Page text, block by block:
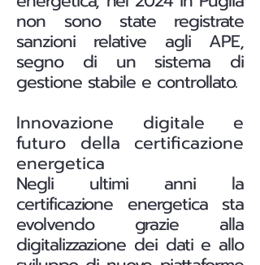
non sono state registrate
sanzioni relative agli APE,
segno di un sistema di
gestione stabile e controllato.
Innovazione digitale e
futuro della certificazione
energetica
Negli ultimi anni la
certificazione energetica sta
evolvendo grazie alla
digitalizzazione dei dati e allo